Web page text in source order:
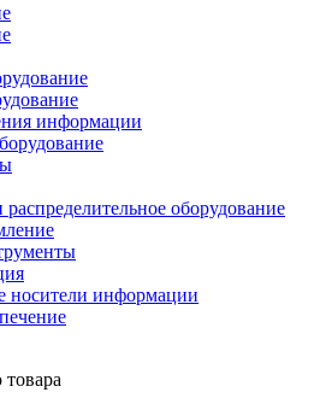
информации
оборудование
носители информации